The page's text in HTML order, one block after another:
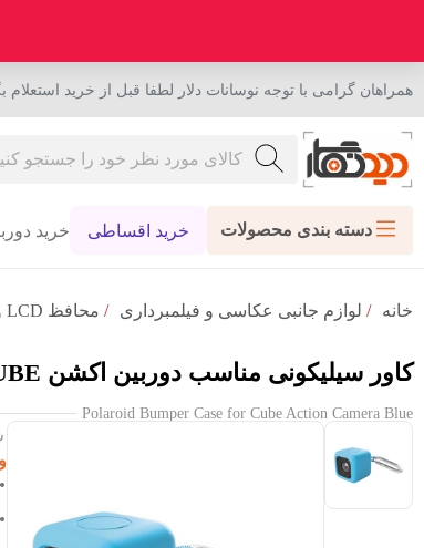
همراهان گرامی با توجه نوسانات دلار لطفا قبل از خرید استعلام
دسته بندی محصولات خرید اقساطی خرید
خانه / لوازم جانبی عکاسی و فیلمبرداری / محافظ LCD و کاور
کاور سیلیکونی مناسب دوربین اکشن Polaroid CUBE آبی
Polaroid Bumper Case for Cube Action Camera Blue